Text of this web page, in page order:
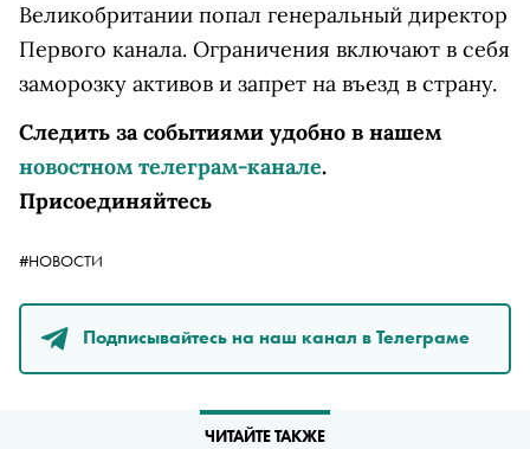
Великобритании попал генеральный директор
Первого канала. Ограничения включают в себя
заморозку активов и запрет на въезд в страну.
Следить за событиями удобно в нашем
новостном телеграм-канале.
Присоединяйтесь
#НОВОСТИ
Подписывайтесь на наш канал в Телеграме
ЧИТАЙТЕ ТАКЖЕ